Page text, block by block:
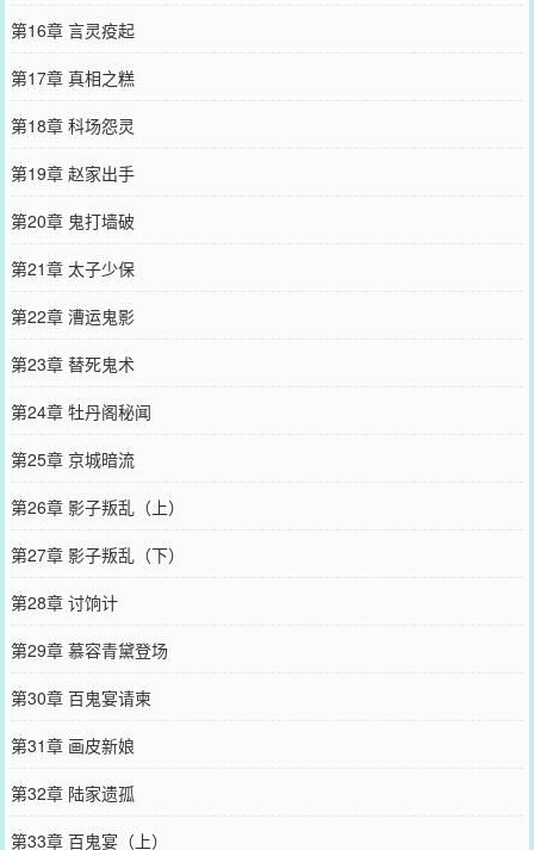
第16章 言灵疫起
第17章 真相之糕
第18章 科场怨灵
第19章 赵家出手
第20章 鬼打墙破
第21章 太子少保
第22章 漕运鬼影
第23章 替死鬼术
第24章 牡丹阁秘闻
第25章 京城暗流
第26章 影子叛乱（上）
第27章 影子叛乱（下）
第28章 讨饷计
第29章 慕容青黛登场
第30章 百鬼宴请柬
第31章 画皮新娘
第32章 陆家遗孤
第33章 百鬼宴（上）